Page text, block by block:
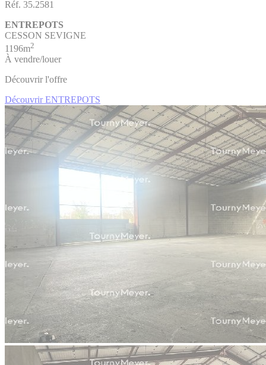
Réf. 35.2581
ENTREPOTS
CESSON SEVIGNE
1196m2
À vendre/louer
Découvrir l'offre
Découvrir ENTREPOTS